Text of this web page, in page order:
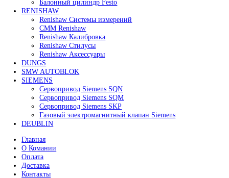
HEIDENHAIN
Линейные энкодеры Heidenhain LS 628C
Линейные энкодеры Heidenhain LS 688C
Линейные энкодеры Heidenhain LC 185
Линейные энкодеры Heidenhain LC 195F
FANUC ROBOT
Робот Fanuc LR Mate
Робот Fanuc для сварки
Коллаборативные-роботы FANUC
Робот Delta Fanuc
Редуктор Fanuc Робот
FESTO
Балонный цилиндр Festo
Renishaw Системы измерений
CMM Renishaw
Renishaw Калибровка
Renishaw Cтилусы